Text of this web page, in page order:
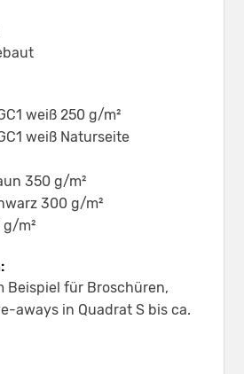
weiß 250 g/m²
weiß Naturseite
350 g/m²
300 g/m²
m²
Beispiel für Broschüren,
aways in Quadrat S bis ca.